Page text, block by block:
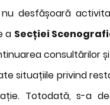
desfășoară
a Secției
consultărilor
situațiile privind
Totodată, s-a